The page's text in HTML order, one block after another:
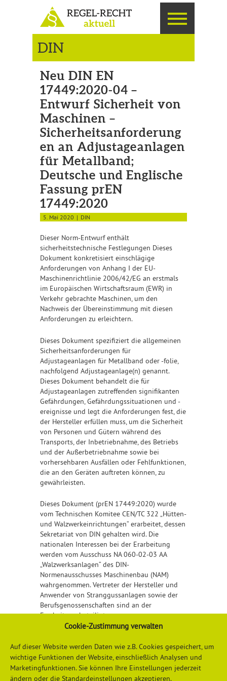
Cookie-Zustimmung verwalten
Auf dieser Website werden Daten wie z.B. Cookies gespeichert, um
wichtige Funktionen der Website, einschließlich Analysen und
Marketingfunktionen. Sie können Ihre Einstellungen jederzeit
ändern oder die Standardeinstellungen akzeptieren.
DIN
Neu DIN EN
17449:2020-04 –
Entwurf Sicherheit von
Maschinen –
Sicherheitsanforderung
en an Adjustageanlagen
für Metallband;
Deutsche und Englische
Fassung prEN
17449:2020
5. Mai 2020 DIN
Dieser Norm-Entwurf enthält
sicherheitstechnische Festlegungen Dieses
Dokument konkretisiert einschlägige
Anforderungen von Anhang I der EU-
Maschinenrichtlinie 2006/42/EG an erstmals
im Europäischen Wirtschaftsraum (EWR) in
Verkehr gebrachte Maschinen, um den
Nachweis der Übereinstimmung mit diesen
Anforderungen zu erleichtern.
Dieses Dokument spezifiziert die allgemeinen
Sicherheitsanforderungen für
Adjustageanlagen für Metallband oder -folie,
nachfolgend Adjustageanlage(n) genannt.
Dieses Dokument behandelt die für
Adjustageanlagen zutreffenden signifikanten
Gefährdungen, Gefährdungssituationen und -
ereignisse und legt die Anforderungen fest, die
der Hersteller erfüllen muss, um die Sicherheit
von Personen und Gütern während des
Transports, der Inbetriebnahme, des Betriebs
und der Außerbetriebnahme sowie bei
vorhersehbaren Ausfällen oder Fehlfunktionen,
die an den Geräten auftreten können, zu
gewährleisten.
Dieses Dokument (prEN 17449:2020) wurde
vom Technischen Komitee CEN/TC 322 „Hütten-
und Walzwerkeinrichtungen“ erarbeitet, dessen
Sekretariat von DIN gehalten wird. Die
nationalen Interessen bei der Erarbeitung
werden vom Ausschuss NA 060-02-03 AA
„Walzwerksanlagen“ des DIN-
Normenausschusses Maschinenbau (NAM)
wahrgenommen. Vertreter der Hersteller und
Anwender von Stranggussanlagen sowie der
Berufsgenossenschaften sind an der
Erarbeitung beteiligt.